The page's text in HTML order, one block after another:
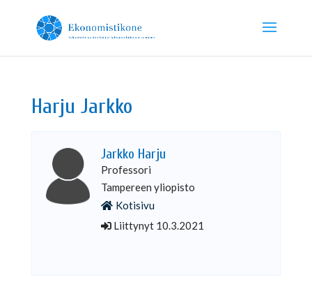
Harju Jarkko
Jarkko Harju
Professori
Tampereen yliopisto
Kotisivu
Liittynyt 10.3.2021